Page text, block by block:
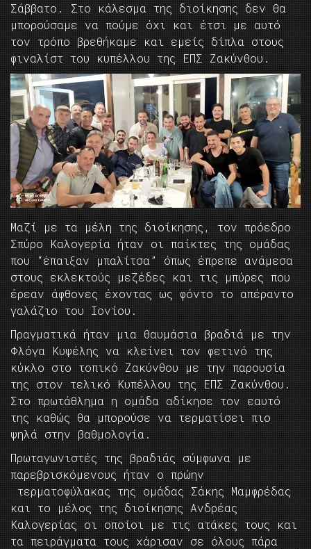
Σάββατο. Στο κάλεσμα της διοίκησης δεν θα
μπορούσαμε να πούμε όχι και έτσι με αυτό
τον τρόπο βρεθήκαμε και εμείς δίπλα στους
φιναλίστ του κυπέλλου της ΕΠΣ Ζακύνθου.
Μαζί με τα μέλη της διοίκησης, τον πρόεδρο
Σπύρο Καλογερία ήταν οι παίκτες της ομάδας
που “έπαιξαν μπαλίτσα” όπως έπρεπε ανάμεσα
στους εκλεκτούς μεζέδες και τις μπύρες που
έρεαν άφθονες έχοντας ως φόντο το απέραντο
γαλάζιο του Ιονίου.
Πραγματικά ήταν μια θαυμάσια βραδιά με την
Φλόγα Κυψέλης να κλείνει τον φετινό της
κύκλο στο τοπικό Ζακύνθου με την παρουσία
της στον τελικό Κυπέλλου της ΕΠΣ Ζακύνθου.
Στο πρωτάθλημα η ομάδα αδίκησε τον εαυτό
της καθώς θα μπορούσε να τερματίσει πιο
ψηλά στην βαθμολογία.
Πρωταγωνιστές της βραδιάς σύμφωνα με
παρεβρισκόμενους ήταν ο πρώην
τερματοφύλακας της ομάδας Σάκης Μαμφρέδας
και το μέλος της διοίκησης Ανδρέας
Καλογερίας οι οποίοι με τις ατάκες τους και
τα πειράγματα τους χάρισαν σε όλους πάρα